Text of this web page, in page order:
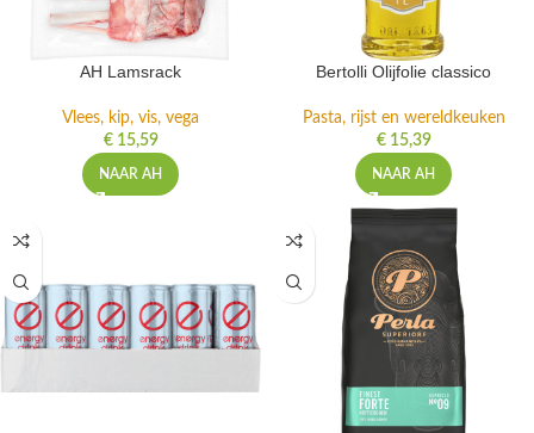
AH Lamsrack
Vlees, kip, vis, vega
€15,59
NAAR AH
Bertolli Olijfolie classico
Pasta, rijst en wereldkeuken
€15,39
NAAR AH